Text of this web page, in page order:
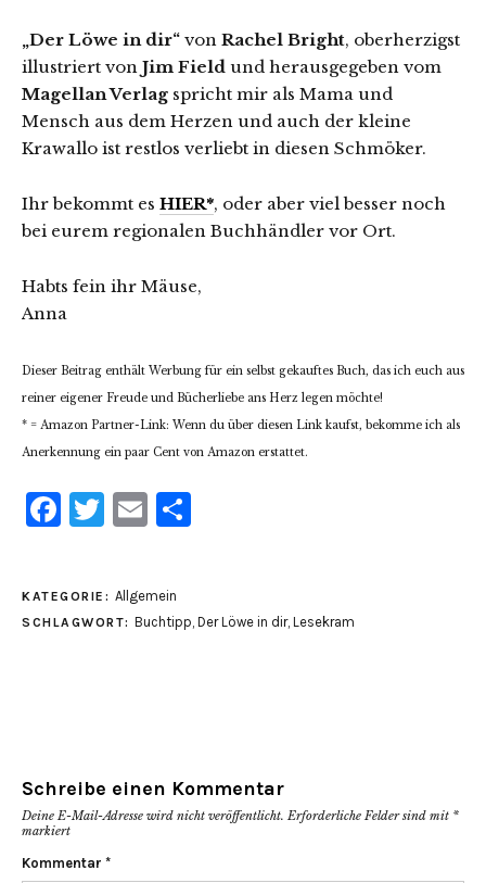
„Der Löwe in dir“ von Rachel Bright, oberherzigst
illustriert von Jim Field und herausgegeben vom
Magellan Verlag spricht mir als Mama und
Mensch aus dem Herzen und auch der kleine
Krawallo ist restlos verliebt in diesen Schmöker.
Ihr bekommt es HIER*, oder aber viel besser noch
bei eurem regionalen Buchhändler vor Ort.
Habts fein ihr Mäuse,
Anna
Dieser Beitrag enthält Werbung für ein selbst gekauftes Buch, das ich euch aus
reiner eigener Freude und Bücherliebe ans Herz legen möchte!
* = Amazon Partner-Link: Wenn du über diesen Link kaufst, bekomme ich als
Anerkennung ein paar Cent von Amazon erstattet.
Facebook
Twitter
Email
KATEGORIE: Allgemein
SCHLAGWORT: Buchtipp, Der Löwe in dir, Lesekram
Schreibe einen Kommentar
Deine E-Mail-Adresse wird nicht veröffentlicht. Erforderliche Felder sind mit *
markiert
Kommentar *